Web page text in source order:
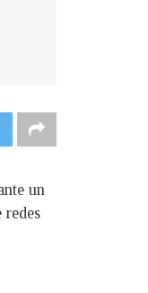
un
redes